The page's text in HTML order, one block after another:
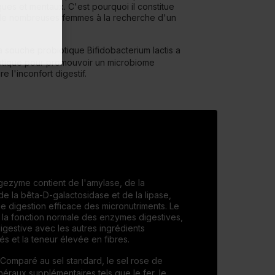
et mentaux. C'est pourquoi il constitue
nombreuses femmes à la recherche d'un
souche probiotique Bifidobacterium lactis a
pour promouvoir un microbiome
l'inconfort digestif.
contient de l'amylase, de la
la bêta-D-galactosidase et de la lipase,
digestion efficace des micronutriments. Le
fonction normale des enzymes digestives,
avec les autres ingrédients
et la teneur élevée en fibres.
Comparé au sel standard, le sel rose de
supplémentaires tels que le fer, le